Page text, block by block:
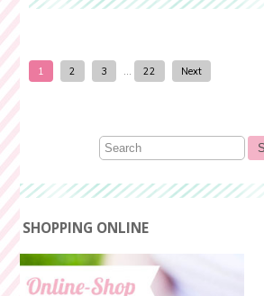
1 2 3 … 22 Next
SHOPPING ONLINE